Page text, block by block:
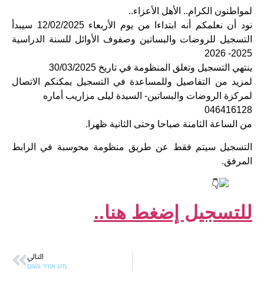
لمواطنون الكرام.. الأهل الأعزاء..
نود أن نعلمكم أنه ابتداءا من يوم الأربعاء 12/02/2025 سيبدأ
التسجيل للروضات والبساتين وصفوف الأوائل للسنة الدراسية
2025- 2026
ينتهي التسجيل وتغلق المنظومة في تاريخ 30/03/2025
لمزيد من التفاصيل وللمساعدة في التسجيل يمكنكم الاتصال
لمركزة الروضات والبساتين- السيدة ليلى مزاريب أماره
046416128
من الساعة الثامنة صباحا وحتى الثانية ظهرا.
التسجيل سيتم فقط عن طريق منظومة محوسبة في الرابط
المرفق.
للتسجيل إضغط هنا..
التالي
מזג אוויר גשום